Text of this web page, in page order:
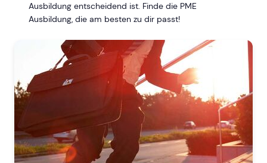
Ausbildung entscheidend ist. Finde die PME
Ausbildung, die am besten zu dir passt!